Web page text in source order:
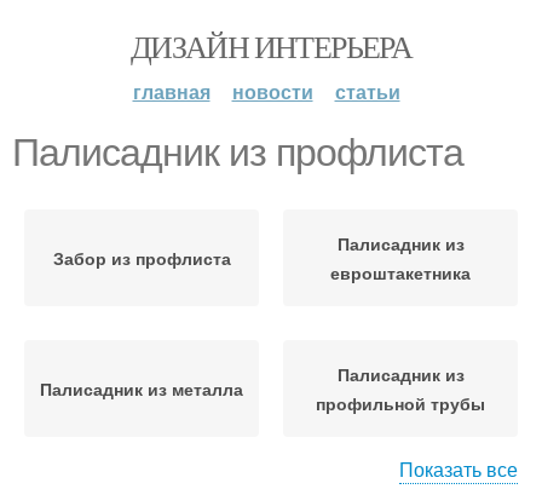
ДИЗАЙН ИНТЕРЬЕРА
главная новости статьи
Палисадник из профлиста
Забор из профлиста
Палисадник из
евроштакетника
Палисадник из металла
Палисадник из
профильной трубы
Показать все